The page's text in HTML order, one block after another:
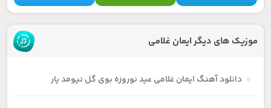
موزیک های دیگر ایمان غلامی
دانلود آهنگ ایمان غلامی عید نوروزه بوی گل نیومد یار